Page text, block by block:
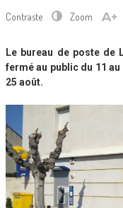
Contraste Zoom
Le bureau de poste de
fermé au public du 11
25 août.